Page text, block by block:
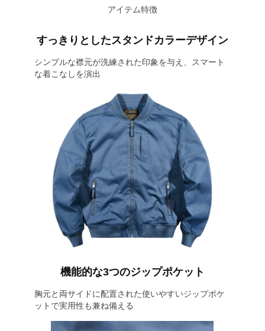
アイテム特徴
すっきりとしたスタンドカラーデザイン
シンプルな襟元が洗練された印象を与え、スマート
な着こなしを演出
機能的な3つのジップポケット
胸元と両サイドに配置された使いやすいジップポケ
ットで実用性も兼ね備える